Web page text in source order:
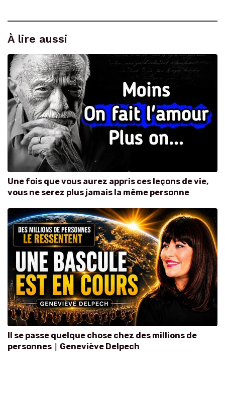
À lire aussi
Une fois que vous aurez appris ces leçons de vie,
vous ne serez plus jamais la même personne
Il se passe quelque chose chez des millions de
personnes｜Geneviève Delpech